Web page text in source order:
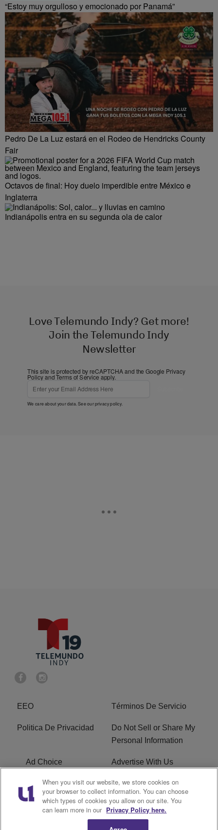
“Estoy muy orgulloso y emocionado por Panamá”
Pedro De La Luz estará en el Rodeo de Hendricks County
Fair
Octavos de final: Hoy duelo imperdible entre México e
Inglaterra
Indianápolis entra en su segunda ola de calor
Love Telemundo Indy? Get more!
Join the Telemundo Indy
Newsletter
This site is protected by reCAPTCHA and the Google Privacy
PolicyandTerms of Service apply.
We care about your data. See ourprivacy policy.
EEO Términos De Servicio
Politica De Privacidad
Do Not Sell or Share My
Personal Information
Ad Choice Advertise With Us
Terms of Service R1 Digital
Closed Captioning
When you visit our website, we store cookies on
your browser to collect information. You can choose
which types of cookies you allow on our site. You
can learn more in our Privacy Policy here.